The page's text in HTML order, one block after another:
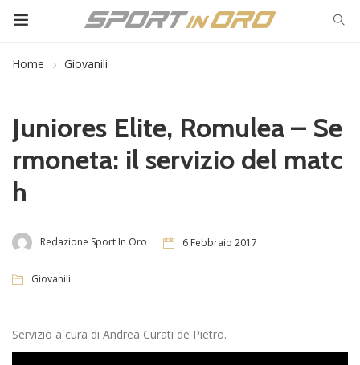
Home Giovanili
Juniores Elite, Romulea – Se
rmoneta: il servizio del matc
h
Redazione Sport In Oro 6 Febbraio 2017
Giovanili
Servizio a cura di Andrea Curati de Pietro.